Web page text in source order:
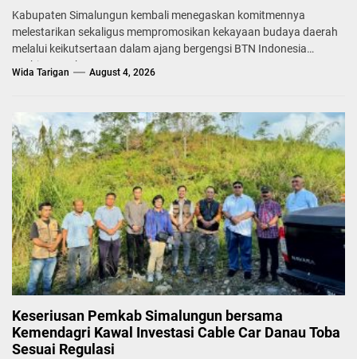
Kabupaten Simalungun kembali menegaskan komitmennya
melestarikan sekaligus mempromosikan kekayaan budaya daerah
melalui keikutsertaan dalam ajang bergengsi BTN Indonesia
Fashion Week...
Wida Tarigan August 4, 2026
Keseriusan Pemkab Simalungun bersama
Kemendagri Kawal Investasi Cable Car Danau Toba
Sesuai Regulasi